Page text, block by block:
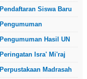
Pendaftaran Siswa Baru
Pengumuman
Pengumuman Hasil UN
Peringatan Isra' Mi'raj
Perpustakaan Madrasah